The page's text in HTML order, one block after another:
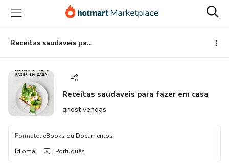
para
conteúdo
principal
para
pagamento
para
rodapé
Receitas saudaveis para fazer em casa
Receitas saudaveis para fazer em casa
ghost vendas
Formato: eBooks ou Documentos
Idioma: Português